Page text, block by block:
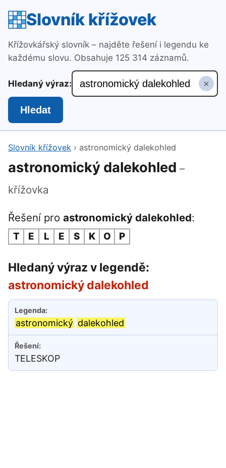
Slovník křížovek
Křížovkářský slovník – najděte řešení i legendu ke
každému slovu. Obsahuje 125 314 záznamů.
Hledaný výraz: ×
Hledat
Slovník křížovek › astronomický dalekohled
astronomický dalekohled –
křížovka
Řešení pro astronomický dalekohled:
T E L E S K O P
Hledaný výraz v legendě:
astronomický dalekohled
astronomický dalekohled
TELESKOP